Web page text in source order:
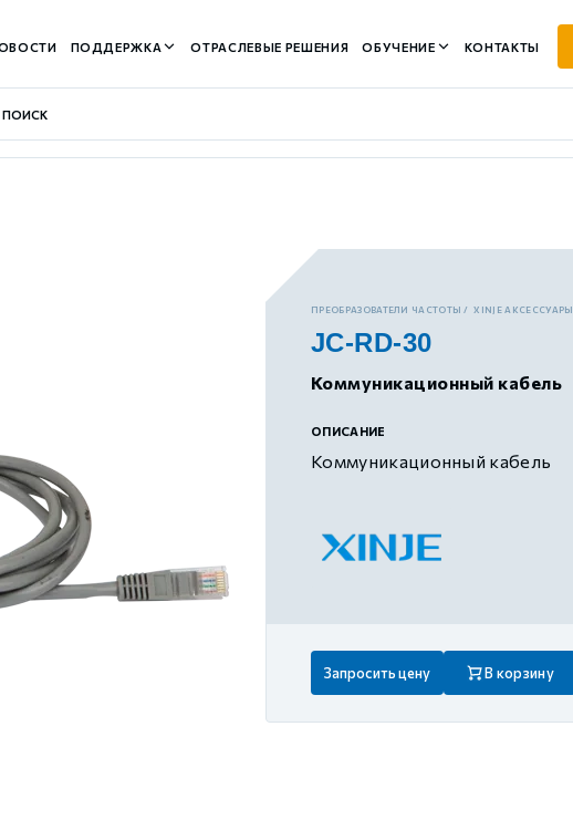
ПОДДЕРЖКА ОТРАСЛЕВЫЕ РЕШЕНИЯ ОБУЧЕНИЕ КОНТАКТЫ
ПРЕОБРАЗОВАТЕЛИ ЧАСТОТЫ XINJE АКСЕССУАРЫ
JC-RD-30
Коммуникационный кабель
ОПИСАНИЕ
Коммуникационный кабель
Запросить цену В корзину
с разомкнутым контуром)
контуром)